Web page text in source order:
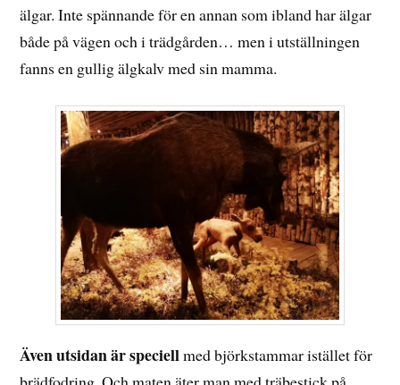
älgar. Inte spännande för en annan som ibland har älgar
både på vägen och i trädgården… men i utställningen
fanns en gullig älgkalv med sin mamma.
Även utsidan är speciellmed björkstammar istället för